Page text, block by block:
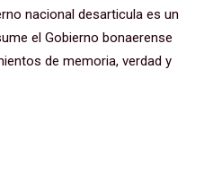
nacional desarticula es un
el Gobierno bonaerense
de memoria, verdad y